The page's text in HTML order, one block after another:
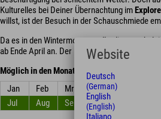
Kulturelles bei Deiner Übernachtung im
willst, ist der Besuch in der Schauschmiede
Da es in den Wintermonaten allerdings zu kalt
ab Ende April an. Der Eintritt ist nur nach
Möglich in den Monaten
Jan
Feb Mrz Apr
Jul
Aug Sep Okt
Website
Deutsch
(German)
English
(English)
Italiano